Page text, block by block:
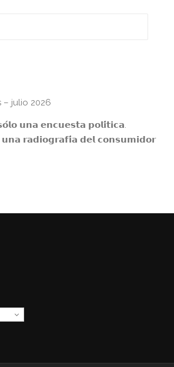
– julio 2026
𝘂𝗻𝗮 𝗲𝗻𝗰𝘂𝗲𝘀𝘁𝗮 𝗽𝗼𝗹𝗶́𝘁𝗶𝗰𝗮.
𝗿𝗮𝗱𝗶𝗼𝗴𝗿𝗮𝗳𝗶́𝗮 𝗱𝗲𝗹 𝗰𝗼𝗻𝘀𝘂𝗺𝗶𝗱𝗼𝗿